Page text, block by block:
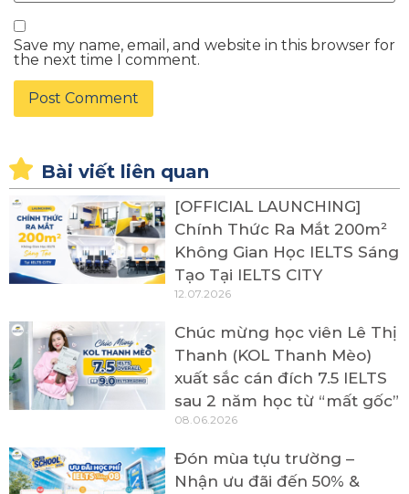
Save my name, email, and website in this browser for
the next time I comment.
Bài viết liên quan
[OFFICIAL LAUNCHING]
Chính Thức Ra Mắt 200m²
Không Gian Học IELTS Sáng
Tạo Tại IELTS CITY
12.07.2026
Chúc mừng học viên Lê Thị
Thanh (KOL Thanh Mèo)
xuất sắc cán đích 7.5 IELTS
sau 2 năm học từ “mất gốc”
08.06.2026
Đón mùa tựu trường –
Nhận ưu đãi đến 50% &